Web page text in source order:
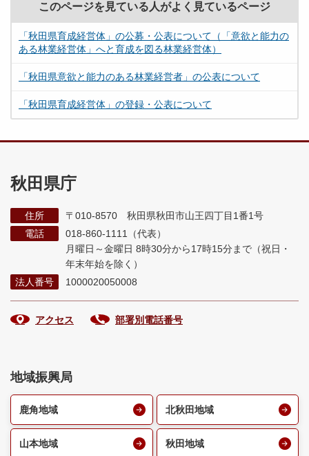
このページを見ている人がよく見ているページ
「秋田県育成経営体」の公募・公表について（「意欲と能力の
ある林業経営体」へと育成を図る林業経営体）
「秋田県意欲と能力のある林業経営者」の公表について
「秋田県育成経営体」の登録・公表について
秋田県庁
住所
〒010-8570 秋田県秋田市山王四丁目1番1号
電話
018-860-1111（代表）
月曜日～金曜日 8時30分から17時15分まで （祝日・
年末年始を除く）
法人番号
1000020050008
アクセス 部署別電話番号
地域振興局
鹿角地域 北秋田地域
山本地域 秋田地域